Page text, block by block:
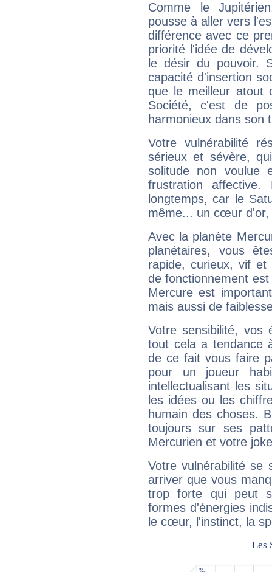
Comme le
pousse à aller vers
différence avec ce
priorité l'idée de
le désir du pouvoir.
capacité d'insertion
que le meilleur atout
Société, c'est de
harmonieux dans son
Votre vulnérabilité
sérieux et sévère,
solitude non voulue
frustration
longtemps, car le
même... un cœur d'or,
Avec la planète
planétaires, vous
rapide, curieux, vif et
de fonctionnement
Mercure est
mais aussi de
Votre sensibilité,
tout cela a tendance
de ce fait vous faire
pour un joueur
intellectualisant les
les idées ou les
humain des choses.
toujours sur ses
Mercurien et votre
Votre vulnérabilité se
arriver que vous
trop forte qui peut
formes d'énergies
le cœur, l'instinct, la